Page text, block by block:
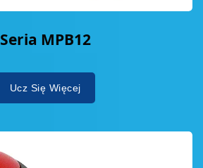
Seria MPB12
Ucz Się Więcej